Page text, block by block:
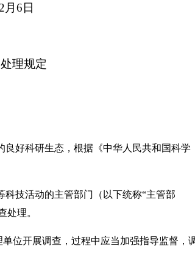
年2月6日
理规定
好科研生态，根据《中华人民共和国科学
技活动的主管部门（以下统称“主管部
处理。
位开展调查，过程中应当加强指导监督，